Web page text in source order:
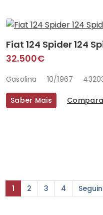
Fiat 124 Spider 124
32.500€
Gasolina 10/1967
Saber Mais
1 2 3 4